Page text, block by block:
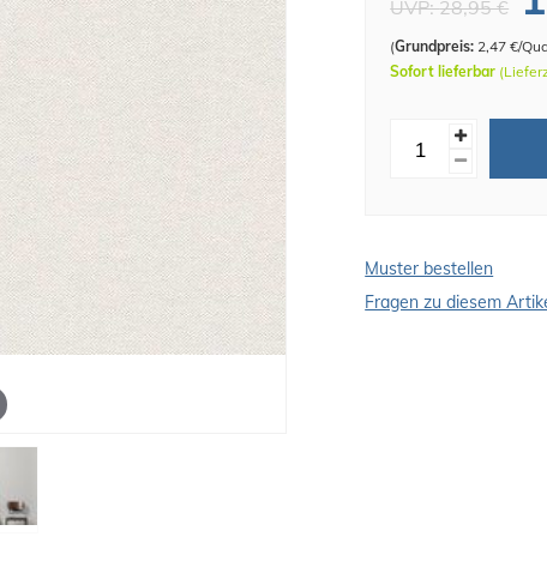
UVP:28,95 €
(Grundpreis: 2,47 €/
Sofort lieferbar
Muster bestellen
Fragen zu diesem